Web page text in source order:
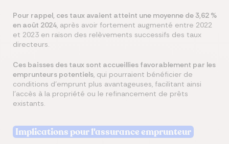
Pour rappel, ces taux avaient atteint une moyenne de 3,62 %
en août 2024, après avoir fortement augmenté entre 2022
et 2023 en raison des relèvements successifs des taux
directeurs.
Ces baisses des taux sont accueillies favorablement par les
emprunteurs potentiels, qui pourraient bénéficier de
conditions d'emprunt plus avantageuses, facilitant ainsi
l'accès à la propriété ou le refinancement de prêts
existants.
Implications pour l'assurance emprunteur